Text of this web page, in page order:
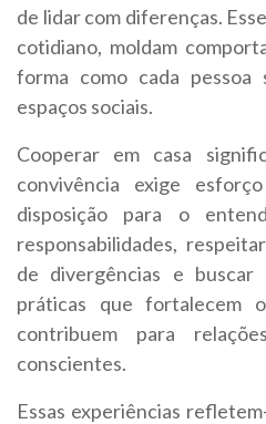
de lidar com diferenças.
cotidiano, moldam
forma como cada pessoa
espaços sociais.
Cooperar em casa
convivência exige
disposição para o
responsabilidades,
de divergências e buscar
práticas que fortalecem
contribuem para
conscientes.
Essas experiências